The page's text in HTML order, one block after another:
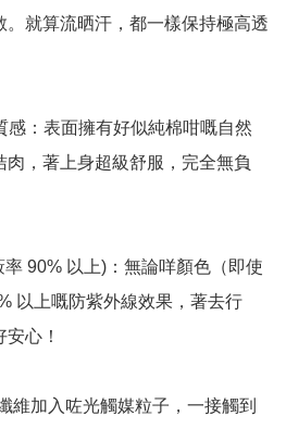
就算流晒汗，都一樣保持極高透
：表面擁有好似純棉咁嘅自然
，著上身超級舒服，完全無負
90% 以上)：無論咩顏色（即使
以上嘅防紫外線效果，著去行
心！
維加入咗光觸媒粒子，一接觸到